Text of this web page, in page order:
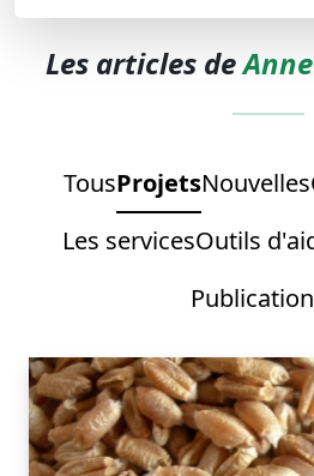
Les articles de
TousProjetsNouvelles
Les servicesOutils